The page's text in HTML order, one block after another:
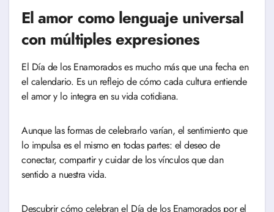
El amor como lenguaje universal
con múltiples expresiones
El Día de los Enamorados es mucho más que una fecha en
el calendario. Es un reflejo de cómo cada cultura entiende
el amor y lo integra en su vida cotidiana.
Aunque las formas de celebrarlo varían, el sentimiento que
lo impulsa es el mismo en todas partes: el deseo de
conectar, compartir y cuidar de los vínculos que dan
sentido a nuestra vida.
Descubrir cómo celebran el Día de los Enamorados por el